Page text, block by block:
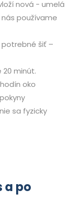
nová - umelá
používame
potrebné šiť –
minút.
oko
sa fyzicky
a po